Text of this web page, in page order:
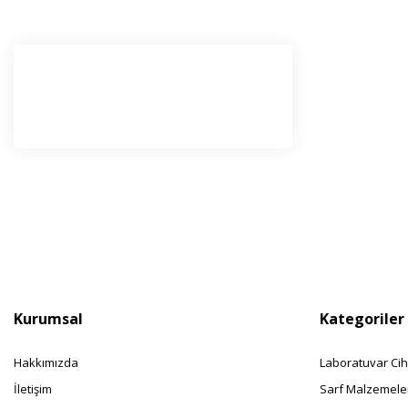
Kurumsal
Hakkımızda
İletişim
Kategoriler
Laboratuvar
Sarf